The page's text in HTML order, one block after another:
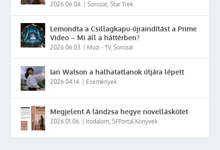
2026.06.04. |Sorozat,Star Trek
Lemondta a Csillagkapu-újraindítást a Prime
Video – Mi áll a háttérben?
2026.06.03. Mozi - TV,Sorozat
Ian Watson a halhatatlanok útjára lépett
2026.04.14. Események
Megjelent A lándzsa hegye novelláskötet
2026.01.06. Irodalom,SFPortal Könyvek